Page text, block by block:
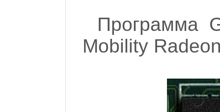
Программа
Mobility